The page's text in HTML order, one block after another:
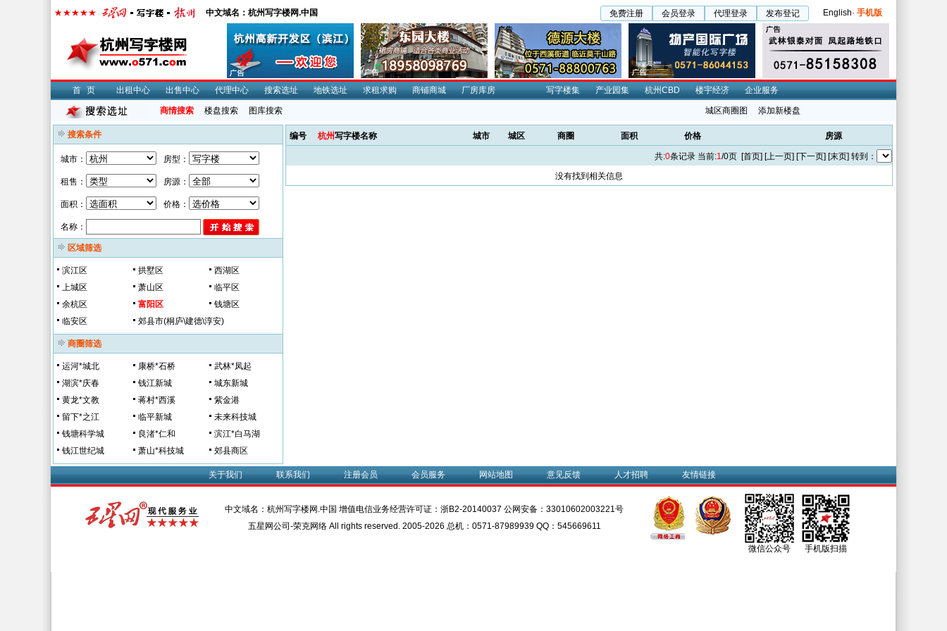
中文域名：杭州写字楼网.中国 免费注册 会员登录 代理登录 发布登记 English· 手机版
首页 出租中心 出售中心 代理中心 搜索选址 地铁选址 求租求购 商铺商城 厂房库房 写字楼集 产业园集 杭州CBD 楼宇经济 企业服务
商情搜索 楼盘搜索 图库搜索 城区商圈图 添加新楼盘
搜索条件
城市： 房型：
租售： 房源：
面积： 价格：
名称：
区域筛选
滨江区 拱墅区
西湖区
上城区
萧山区
临平区
余杭区
富阳区
钱塘区
临安区
郊县市(桐庐\建德\淳安)
商圈筛选
运河*城北 康桥*石桥
武林*凤起
湖滨*庆春
钱江新城
城东新城
黄龙*文教
蒋村*西溪
紫金港
留下*之江
临平新城
未来科技城
钱塘科学城
良渚*仁和
滨江*白马湖
钱江世纪城
萧山*科技城 郊县商区
编号 杭州写字楼名称 城市 城区 商圈 面积 价格 房源
共:0条记录 当前:1/0页 [首页] [上一页] [下一页] [末页] 转到：
没有找到相关信息
关于我们 联系我们 注册会员 会员服务 网站地图 意见反馈 人才招聘 友情链接
中文域名：杭州写字楼网.中国 增值电信业务经营许可证： 浙B2-20140037 公网安备： 33010602003221号
五星网公司-荣克网络 All rights reserved. 2005-2026 总机：0571-87989939 QQ：545669611
微信公众号 手机版扫描